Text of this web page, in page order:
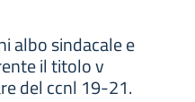
albo sindacale e
il titolo v
del ccnl 19-21.